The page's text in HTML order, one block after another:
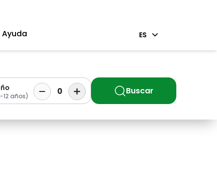
Ayuda ES
12 años) 0 Buscar